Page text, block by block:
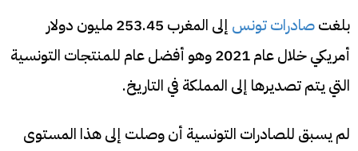
بلغتصادرات تونس
إلى المغرب 253.45 مليون دولار
أمريكي خلال عام 2021 وهو أفضل عام للمنتجات التونسية
التي يتم تصديرها إلى المملكة في التاريخ.
لم يسبق للصادرات التونسية أن وصلت إلى هذا المستوى